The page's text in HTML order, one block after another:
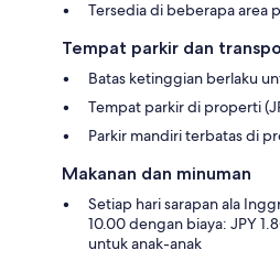
Tersedia di beberapa area
Tempat parkir dan
Batas ketinggian berlaku
Tempat parkir di properti
Parkir mandiri terbatas di
Makanan dan minuman
Setiap hari sarapan ala
10.00 dengan biaya: JPY
untuk anak-anak